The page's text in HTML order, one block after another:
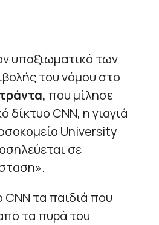
υπαξιωματικό των
του νόμου στο
που μίλησε
δίκτυο CNN, η γιαγιά
University
σε
τα παιδιά που
τα πυρά του